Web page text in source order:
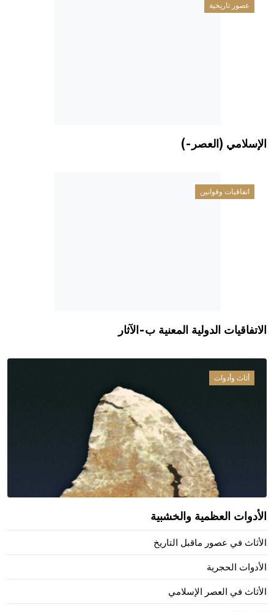
عصور تاريخية
الإسلامي (العصر-)
اتفاقيات وقوانين
الاتفاقيات الدولية المعنية ب-الآثار
أثاث وأدوات
الأدوات العظمية والخشبية
الأثاث في عصور ماقبل التاريخ
الأدوات الحجرية
الأثاث في العصر الإسلامي